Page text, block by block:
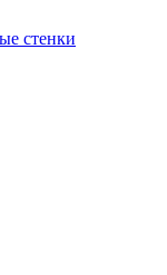
стенки